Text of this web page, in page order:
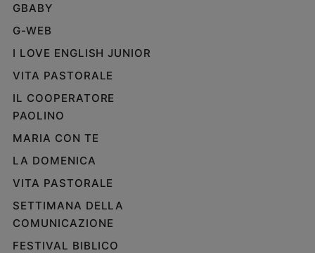
Tv
streaming
Libri
Musica
Famiglia
educazione
Genitori
e
Scuola
GBABY
G-WEB
I LOVE ENGLISH JUNIOR
VITA PASTORALE
IL COOPERATORE
PAOLINO
MARIA CON TE
LA DOMENICA
VITA PASTORALE
SETTIMANA DELLA
COMUNICAZIONE
FESTIVAL BIBLICO